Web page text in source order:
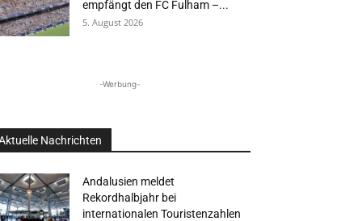
empfängt den FC Fulham –...
5. August 2026
-Werbung-
Nachrichten
Andalusien meldet
Rekordhalbjahr bei
internationalen Touristenzahlen